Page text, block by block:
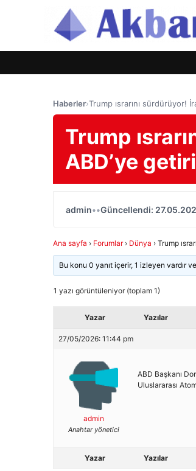
Haberler›Trump ısrarını sürdürüyor!
Trump
ABD’ye
admin••Güncellendi:
Ana sayfa › Forumlar › Dünya › Trump
Bu konu 0 yanıt içerir, 1 izleyen vardır
1 yazı görüntüleniyor (toplam 1)
Yazar Yazılar
27/05/2026: 11:44 pm
admin
Anahtar yönetici
ABD Başkanı
Uluslararası
Yazar Yazılar